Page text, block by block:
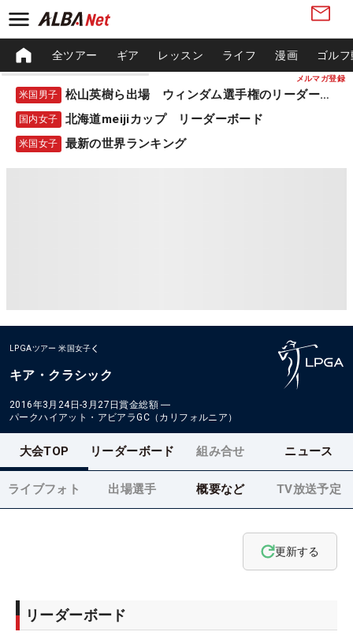
メルマガ登録
全ツアー ギア レッスン ライフ 漫画 ゴル
米国男子 松山英樹ら出場 ウィンダム選手権のリーダーボード
国内女子 北海道meijiカップ リーダーボード
米国女子 最新の世界ランキング
LPGAツアー 米国女子
キア・クラシック
2016年3月24日-3月27日賞金総額 ―
パークハイアット・アビアラGC（カリフォルニア）
大会TOP リーダーボード 組み合せ ニュース
ライブフォト 出場選手 概要など TV放送予定
更新する
リーダーボード